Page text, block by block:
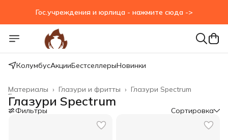
Гос.учреждения и юрлица - нажмите сюда ->
КолумбусАкцииБестселлерыНовинки
Глазури Spectrum
Глазури и фритты ›
Материалы ›
Главная
Глазури Spectrum
Фильтры Сортировка